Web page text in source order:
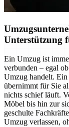
Unterstützung
Ein Umzug ist
verbunden – egal
Umzug handelt. Ein
übernimmt für Sie
nichts schief läuft.
Möbel bis hin zur
geschulte
Umzug verlassen,